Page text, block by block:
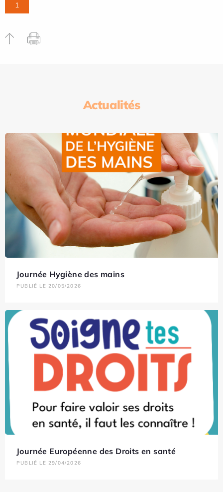
1
Actualités
Journée Hygiène des mains
PUBLIÉ LE 20/05/2026
Journée Européenne des Droits en santé
PUBLIÉ LE 29/04/2026